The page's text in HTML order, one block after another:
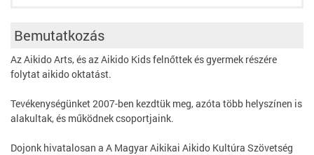
Bemutatkozás
Az Aikido Arts, és az Aikido Kids felnőttek és gyermek részére
folytat aikido oktatást.
Tevékenységünket 2007-ben kezdtük meg, azóta több helyszínen is
alakultak, és működnek csoportjaink.
Dojonk hivatalosan a A Magyar Aikikai Aikido Kultúra Szövetség